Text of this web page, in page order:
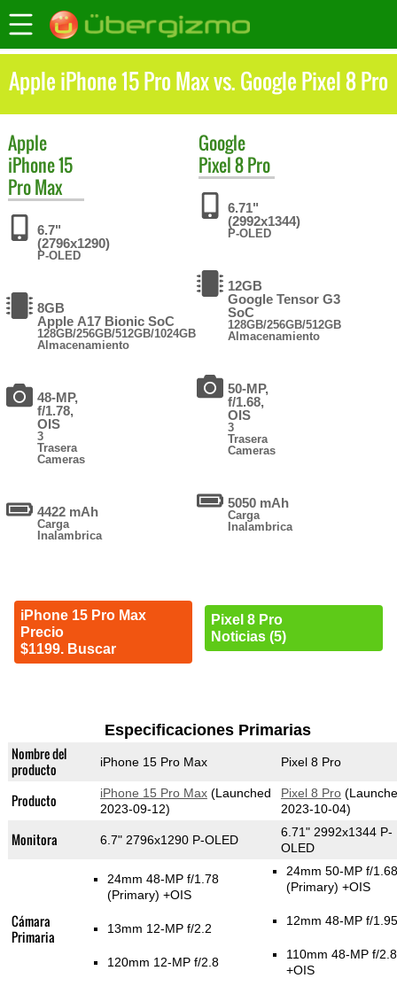
Apple iPhone 15 Pro Max vs. Google Pixel 8 Pro
Apple
iPhone 15
Pro Max
6.7"
(2796x1290)
P-OLED
8GB
Apple A17 Bionic SoC
128GB/256GB/512GB/1024GB
Almacenamiento
48-MP,
f/1.78,
OIS
3
Trasera
Cameras
4422 mAh
Carga
Inalambrica
iPhone 15 Pro Max
Precio
$1199. Buscar
Google
Pixel 8 Pro
6.71"
(2992x1344)
P-OLED
12GB
Google Tensor G3
SoC
128GB/256GB/512GB
Almacenamiento
50-MP,
f/1.68,
OIS
3
Trasera
Cameras
5050 mAh
Carga
Inalambrica
Pixel 8 Pro
Noticias (5)
Especificaciones Primarias
Nombre del
producto
iPhone 15 Pro Max Pixel 8 Pro
Producto iPhone 15 Pro Max(Launched
2023-09-12)
Pixel 8 Pro
2023-10-04)
Monitora 6.7" 2796x1290 P-OLED
6.71" 2992x1344 P-
OLED
Cámara
Primaria
24mm 48-MP f/1.78
(Primary) +OIS
13mm 12-MP f/2.2
120mm 12-MP f/2.8
24mm 50-MP f/1.68
(Primary) +OIS
12mm 48-MP f/1.95
110mm 48-MP f/2.8
+OIS